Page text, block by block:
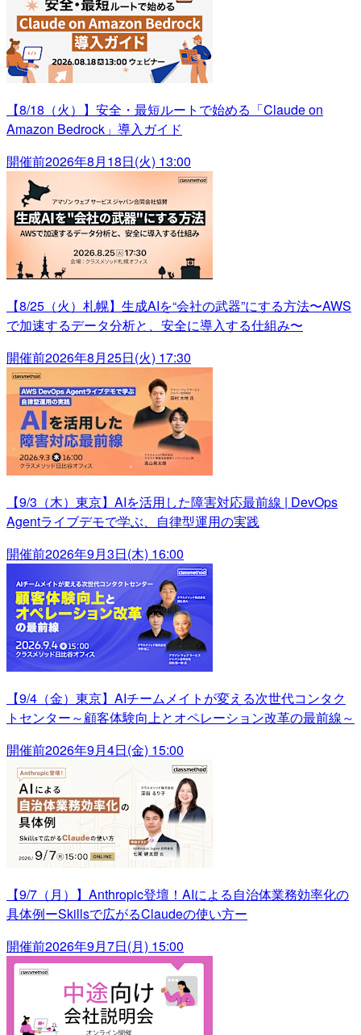
【8/18（火）】安全・最短ルートで始める「Claude on
Amazon Bedrock」導入ガイド
開催前2026年8月18日(火) 13:00
【8/25（火）札幌】生成AIを“会社の武器”にする方法〜AWS
で加速するデータ分析と、安全に導入する仕組み〜
開催前2026年8月25日(火) 17:30
【9/3（木）東京】AIを活用した障害対応最前線 | DevOps
Agentライブデモで学ぶ、自律型運用の実践
開催前2026年9月3日(木) 16:00
【9/4（金）東京】AIチームメイトが変える次世代コンタク
トセンター～顧客体験向上とオペレーション改革の最前線～
開催前2026年9月4日(金) 15:00
【9/7（月）】Anthropic登壇！AIによる自治体業務効率化の
具体例ーSkillsで広がるClaudeの使い方ー
開催前2026年9月7日(月) 15:00